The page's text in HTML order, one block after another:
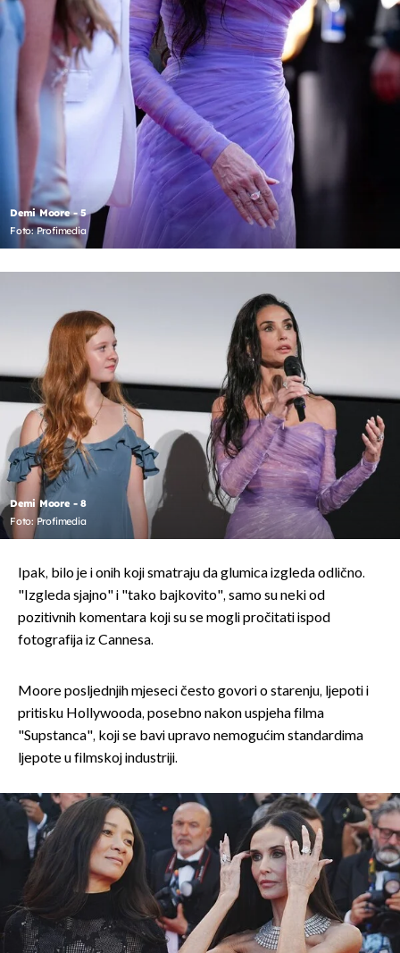
Demi Moore - 5
Foto: Profimedia
Demi Moore - 8
Foto: Profimedia
Ipak, bilo je i onih koji smatraju da glumica izgleda odlično.
"Izgleda sjajno" i "tako bajkovito", samo su neki od
pozitivnih komentara koji su se mogli pročitati ispod
fotografija iz Cannesa.
Moore posljednjih mjeseci često govori o starenju, ljepoti i
pritisku Hollywooda, posebno nakon uspjeha filma
"Supstanca", koji se bavi upravo nemogućim standardima
ljepote u filmskoj industriji.